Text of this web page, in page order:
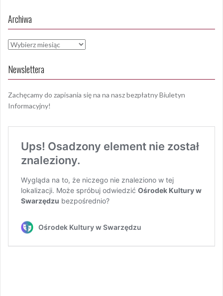
Archiwa
Archiwa
Newslettera
Zachęcamy do zapisania się na na nasz bezpłatny Biuletyn
Informacyjny!